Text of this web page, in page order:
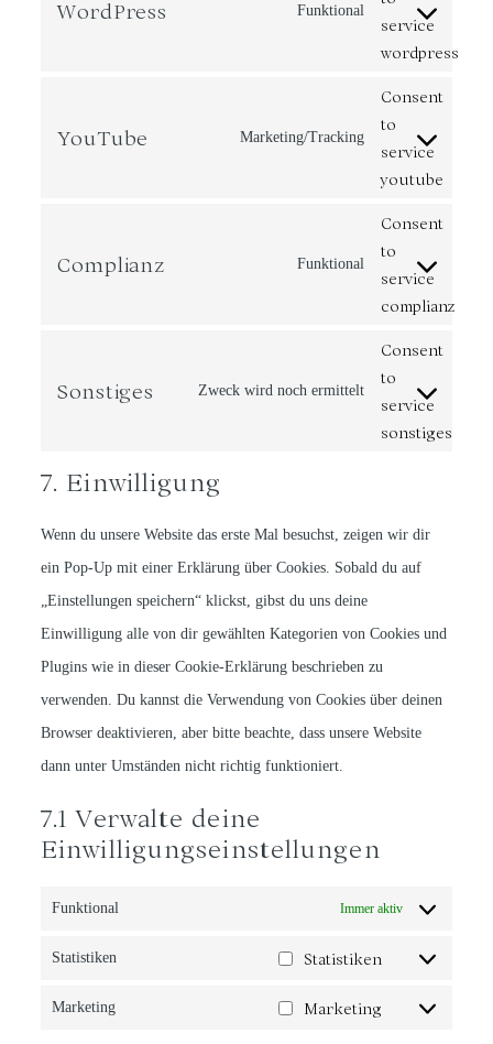
WordPress Funktional
service
wordpress
YouTube Marketing/Tracking
Consent
to
service
youtube
Complianz Funktional
Consent
to
service
complianz
Sonstiges Zweck wird noch ermittelt
Consent
to
service
sonstiges
7. Einwilligung
Wenn du unsere Website das erste Mal besuchst, zeigen wir dir
ein Pop-Up mit einer Erklärung über Cookies. Sobald du auf
„Einstellungen speichern“ klickst, gibst du uns deine
Einwilligung alle von dir gewählten Kategorien von Cookies und
Plugins wie in dieser Cookie-Erklärung beschrieben zu
verwenden. Du kannst die Verwendung von Cookies über deinen
Browser deaktivieren, aber bitte beachte, dass unsere Website
dann unter Umständen nicht richtig funktioniert.
7.1 Verwalte deine
Einwilligungseinstellungen
Funktional Immer aktiv
Statistiken Statistiken
Marketing Marketing